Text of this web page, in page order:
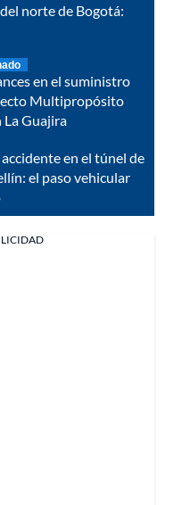
norte de Bogotá:
en el suministro
Multipropósito
La Guajira
en el túnel de
el paso vehicular